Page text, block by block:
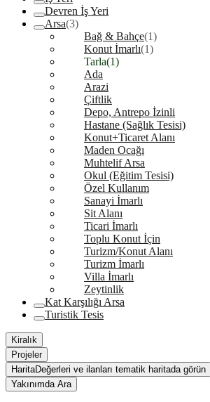
Devren İş Yeri
Arsa(3)
Bağ & Bahçe(1)
Konut İmarlı(1)
Tarla(1)
Ada
Arazi
Çiftlik
Depo, Antrepo İzinli
Hastane (Sağlık Tesisi)
Konut+Ticaret Alanı
Maden Ocağı
Muhtelif Arsa
Okul (Eğitim Tesisi)
Özel Kullanım
Sanayi İmarlı
Sit Alanı
Ticari İmarlı
Toplu Konut İçin
Turizm/Konut Alanı
Turizm İmarlı
Villa İmarlı
Zeytinlik
Kat Karşılığı Arsa
Turistik Tesis
Kiralık
Projeler
HaritaDeğerleri ve ilanları tematik haritada görün
Yakınımda Ara